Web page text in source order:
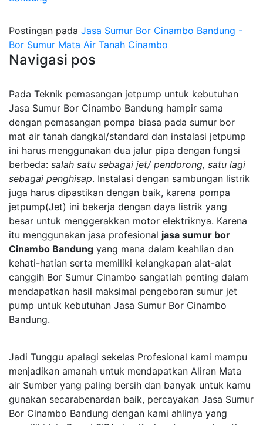
Postingan pada Jasa Sumur Bor Cinambo Bandung -
Bor Sumur Mata Air Tanah Cinambo
Navigasi pos
Pada Teknik pemasangan jetpump untuk kebutuhan
Jasa Sumur Bor Cinambo Bandung hampir sama
dengan pemasangan pompa biasa pada sumur bor
mat air tanah dangkal/standard dan instalasi jetpump
ini harus menggunakan dua jalur pipa dengan fungsi
berbeda: salah satu sebagai jet/ pendorong, satu lagi
sebagai penghisap. Instalasi dengan sambungan listrik
juga harus dipastikan dengan baik, karena pompa
jetpump(Jet) ini bekerja dengan daya listrik yang
besar untuk menggerakkan motor elektriknya. Karena
itu menggunakan jasa profesional jasa sumur bor
Cinambo Bandung yang mana dalam keahlian dan
kehati-hatian serta memiliki kelangkapan alat-alat
canggih Bor Sumur Cinambo sangatlah penting dalam
mendapatkan hasil maksimal pengeboran sumur jet
pump untuk kebutuhan Jasa Sumur Bor Cinambo
Bandung.
Jadi Tunggu apalagi sekelas Profesional kami mampu
menjadikan amanah untuk mendapatkan Aliran Mata
air Sumber yang paling bersih dan banyak untuk kamu
gunakan secarabenardan baik, percayakan Jasa Sumur
Bor Cinambo Bandung dengan kami ahlinya yang